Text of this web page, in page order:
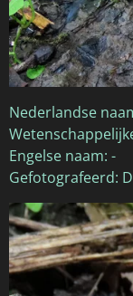
Nederlandse
Engelse naam: -
Gefotografeerd: